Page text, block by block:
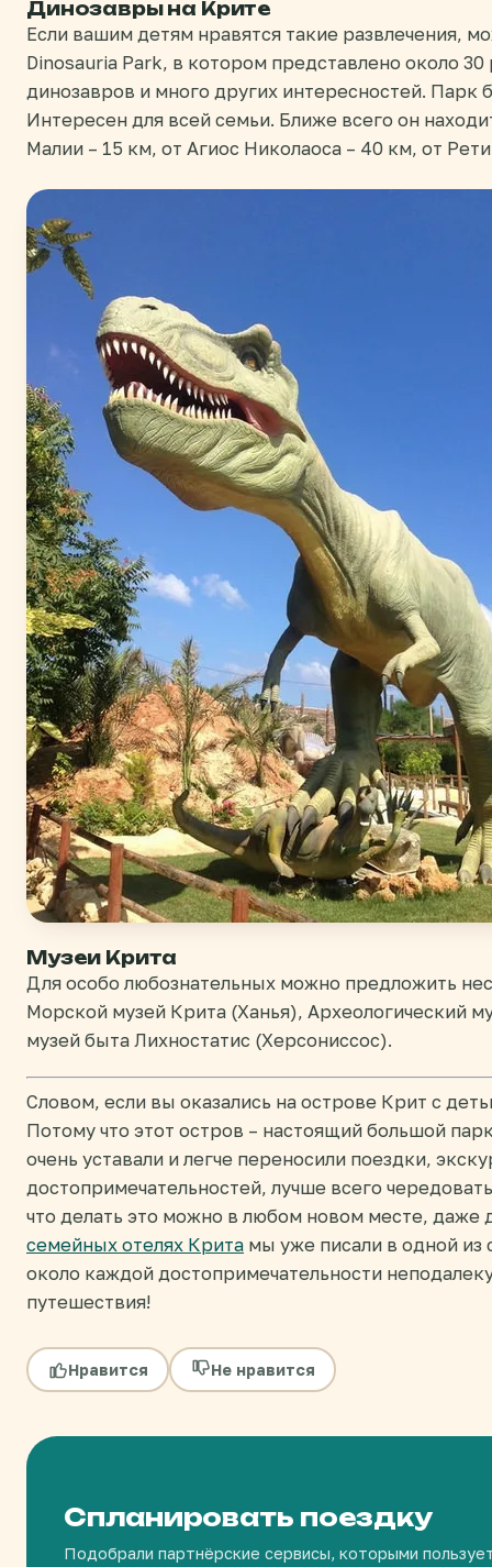
Динозавры на Крите
Если вашим детям нравятся такие развлечения,
Dinosauria Park, в котором представлено около
динозавров и много других интересностей. Парк
Интересен для всей семьи. Ближе всего он
Малии – 15 км, от Агиос Николаоса – 40 км, от
Музеи Крита
Для особо любознательных можно предложить
Морской музей Крита (Ханья), Археологический
музей быта Лихностатис (Херсониссос).
Словом, если вы оказались на острове Крит с
Потому что этот остров – настоящий большой
очень уставали и легче переносили поездки,
достопримечательностей, лучше всего
что делать это можно в любом новом месте, даже
семейных отелях Крита мы уже писали в одной из
около каждой достопримечательности
путешествия!
Нравится Не нравится
Спланировать поездку
Подобрали партнёрские сервисы, которыми